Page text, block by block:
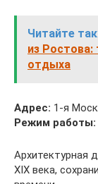
Читайте
из
отдыха
Адрес: 1-я
Режим работы:
Архитектурная
XIX века,